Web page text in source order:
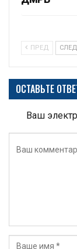
ПРЕД СЛЕД
ОСТАВЬТЕ
Ваш